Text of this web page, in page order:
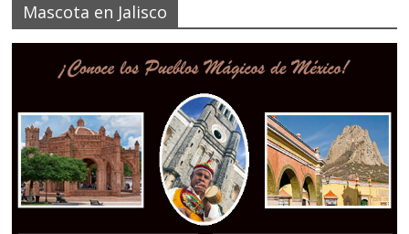
Mascota en Jalisco